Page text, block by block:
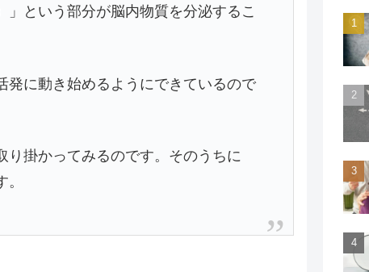
という部分が脳内物質を分泌するこ
発に動き始めるようにできているので
り掛かってみるのです。そのうちに